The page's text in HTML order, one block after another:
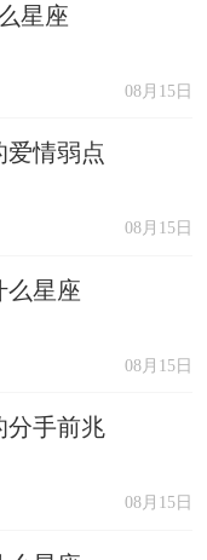
星座
08月15日
爱情弱点
08月15日
么星座
08月15日
分手前兆
08月15日